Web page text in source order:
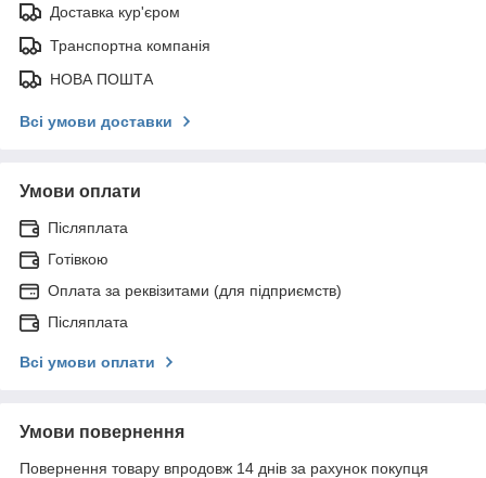
Доставка кур'єром
Транспортна компанія
НОВА ПОШТА
Всі умови доставки
Умови оплати
Післяплата
Готівкою
Оплата за реквізитами (для підприємств)
Післяплата
Всі умови оплати
Умови повернення
Повернення товару впродовж 14 днів за рахунок покупця